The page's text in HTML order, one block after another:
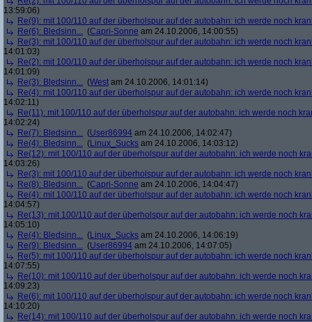
13:59:06)
Re(9): mit 100/110 auf der überholspur auf der autobahn: ich werde noch
Re(6): Bledsinn... (Capri-Sonne am 24.10.2006, 14:00:55)
Re(3): mit 100/110 auf der überholspur auf der autobahn: ich werde noch
14:01:03)
Re(2): mit 100/110 auf der überholspur auf der autobahn: ich werde noch
14:01:09)
Re(3): Bledsinn... (West am 24.10.2006, 14:01:14)
Re(4): mit 100/110 auf der überholspur auf der autobahn: ich werde noch
14:02:11)
Re(11): mit 100/110 auf der überholspur auf der autobahn: ich werde noch
14:02:24)
Re(7): Bledsinn... (User86994 am 24.10.2006, 14:02:47)
Re(4): Bledsinn... (Linux_Sucks am 24.10.2006, 14:03:12)
Re(12): mit 100/110 auf der überholspur auf der autobahn: ich werde noch
14:03:26)
Re(3): mit 100/110 auf der überholspur auf der autobahn: ich werde noch
Re(8): Bledsinn... (Capri-Sonne am 24.10.2006, 14:04:47)
Re(4): mit 100/110 auf der überholspur auf der autobahn: ich werde noch
14:04:57)
Re(13): mit 100/110 auf der überholspur auf der autobahn: ich werde noch
14:05:10)
Re(4): Bledsinn... (Linux_Sucks am 24.10.2006, 14:06:19)
Re(9): Bledsinn... (User86994 am 24.10.2006, 14:07:05)
Re(5): mit 100/110 auf der überholspur auf der autobahn: ich werde noch
14:07:55)
Re(10): mit 100/110 auf der überholspur auf der autobahn: ich werde noch
14:09:23)
Re(6): mit 100/110 auf der überholspur auf der autobahn: ich werde noch
14:10:20)
Re(14): mit 100/110 auf der überholspur auf der autobahn: ich werde noch